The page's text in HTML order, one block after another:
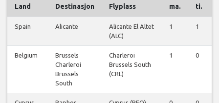
Land Destinasjon Flyplass ma. ti.
Spain Alicante
Alicante El Altet
(ALC)
1 1
Belgium
Brussels
Charleroi
Brussels
South
Charleroi
Brussels South
(CRL)
1 0